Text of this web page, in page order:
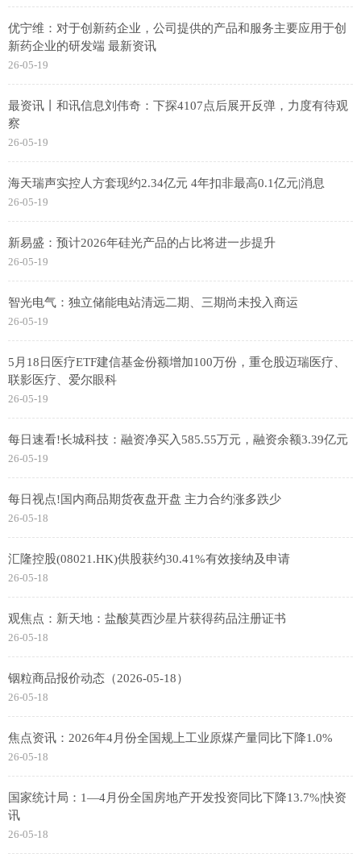
优宁维：对于创新药企业，公司提供的产品和服务主要应用于创
新药企业的研发端 最新资讯
26-05-19
最资讯丨和讯信息刘伟奇：下探4107点后展开反弹，力度有待观
察
26-05-19
海天瑞声实控人方套现约2.34亿元 4年扣非最高0.1亿元|消息
26-05-19
新易盛：预计2026年硅光产品的占比将进一步提升
26-05-19
智光电气：独立储能电站清远二期、三期尚未投入商运
26-05-19
5月18日医疗ETF建信基金份额增加100万份，重仓股迈瑞医疗、
联影医疗、爱尔眼科
26-05-19
每日速看!长城科技：融资净买入585.55万元，融资余额3.39亿元
26-05-19
每日视点!国内商品期货夜盘开盘 主力合约涨多跌少
26-05-18
汇隆控股(08021.HK)供股获约30.41%有效接纳及申请
26-05-18
观焦点：新天地：盐酸莫西沙星片获得药品注册证书
26-05-18
铟粒商品报价动态（2026-05-18）
26-05-18
焦点资讯：2026年4月份全国规上工业原煤产量同比下降1.0%
26-05-18
国家统计局：1—4月份全国房地产开发投资同比下降13.7%|快资
讯
26-05-18